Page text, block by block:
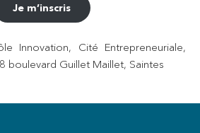
Je m’inscris
Innovation, Cité Entrepreneuriale,
boulevard Guillet Maillet, Saintes